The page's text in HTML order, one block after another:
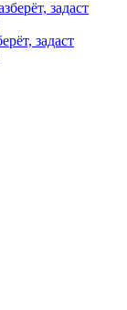
задаст